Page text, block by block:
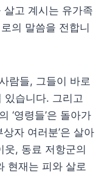
고 계시는 유가족
의 말씀을 전합니
람들, 그들이 바로
있습니다. 그리고
‘영령들’은 돌아가
자 여러분’은 살아
웃, 동료 저항군의
현재는 피와 살로